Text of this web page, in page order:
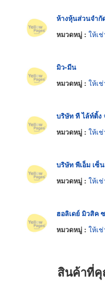
ห้างหุ้นส่วนจำกั
หมวดหมู่ : ให้เช่
มิว-มีน
หมวดหมู่ : ให้เช่
บริษัท ที ไล้ท์ติ้ง
หมวดหมู่ : ให้เช่
บริษัท พีเอ็ม เซ็
หมวดหมู่ : ให้เช่
ฮอลิเดย์ มิวสิค
หมวดหมู่ : ให้เช่
สินค้าที่